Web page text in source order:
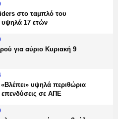
στο ταμπλό του
υψηλά 17 ετών
για αύριο Κυριακή 9
υψηλά περιθώρια
επενδύσεις σε ΑΠΕ